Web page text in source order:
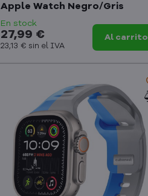
Apple Watch Negro/Gris
En stock
27,99 €
23,13 € sin el IVA
Al carrito